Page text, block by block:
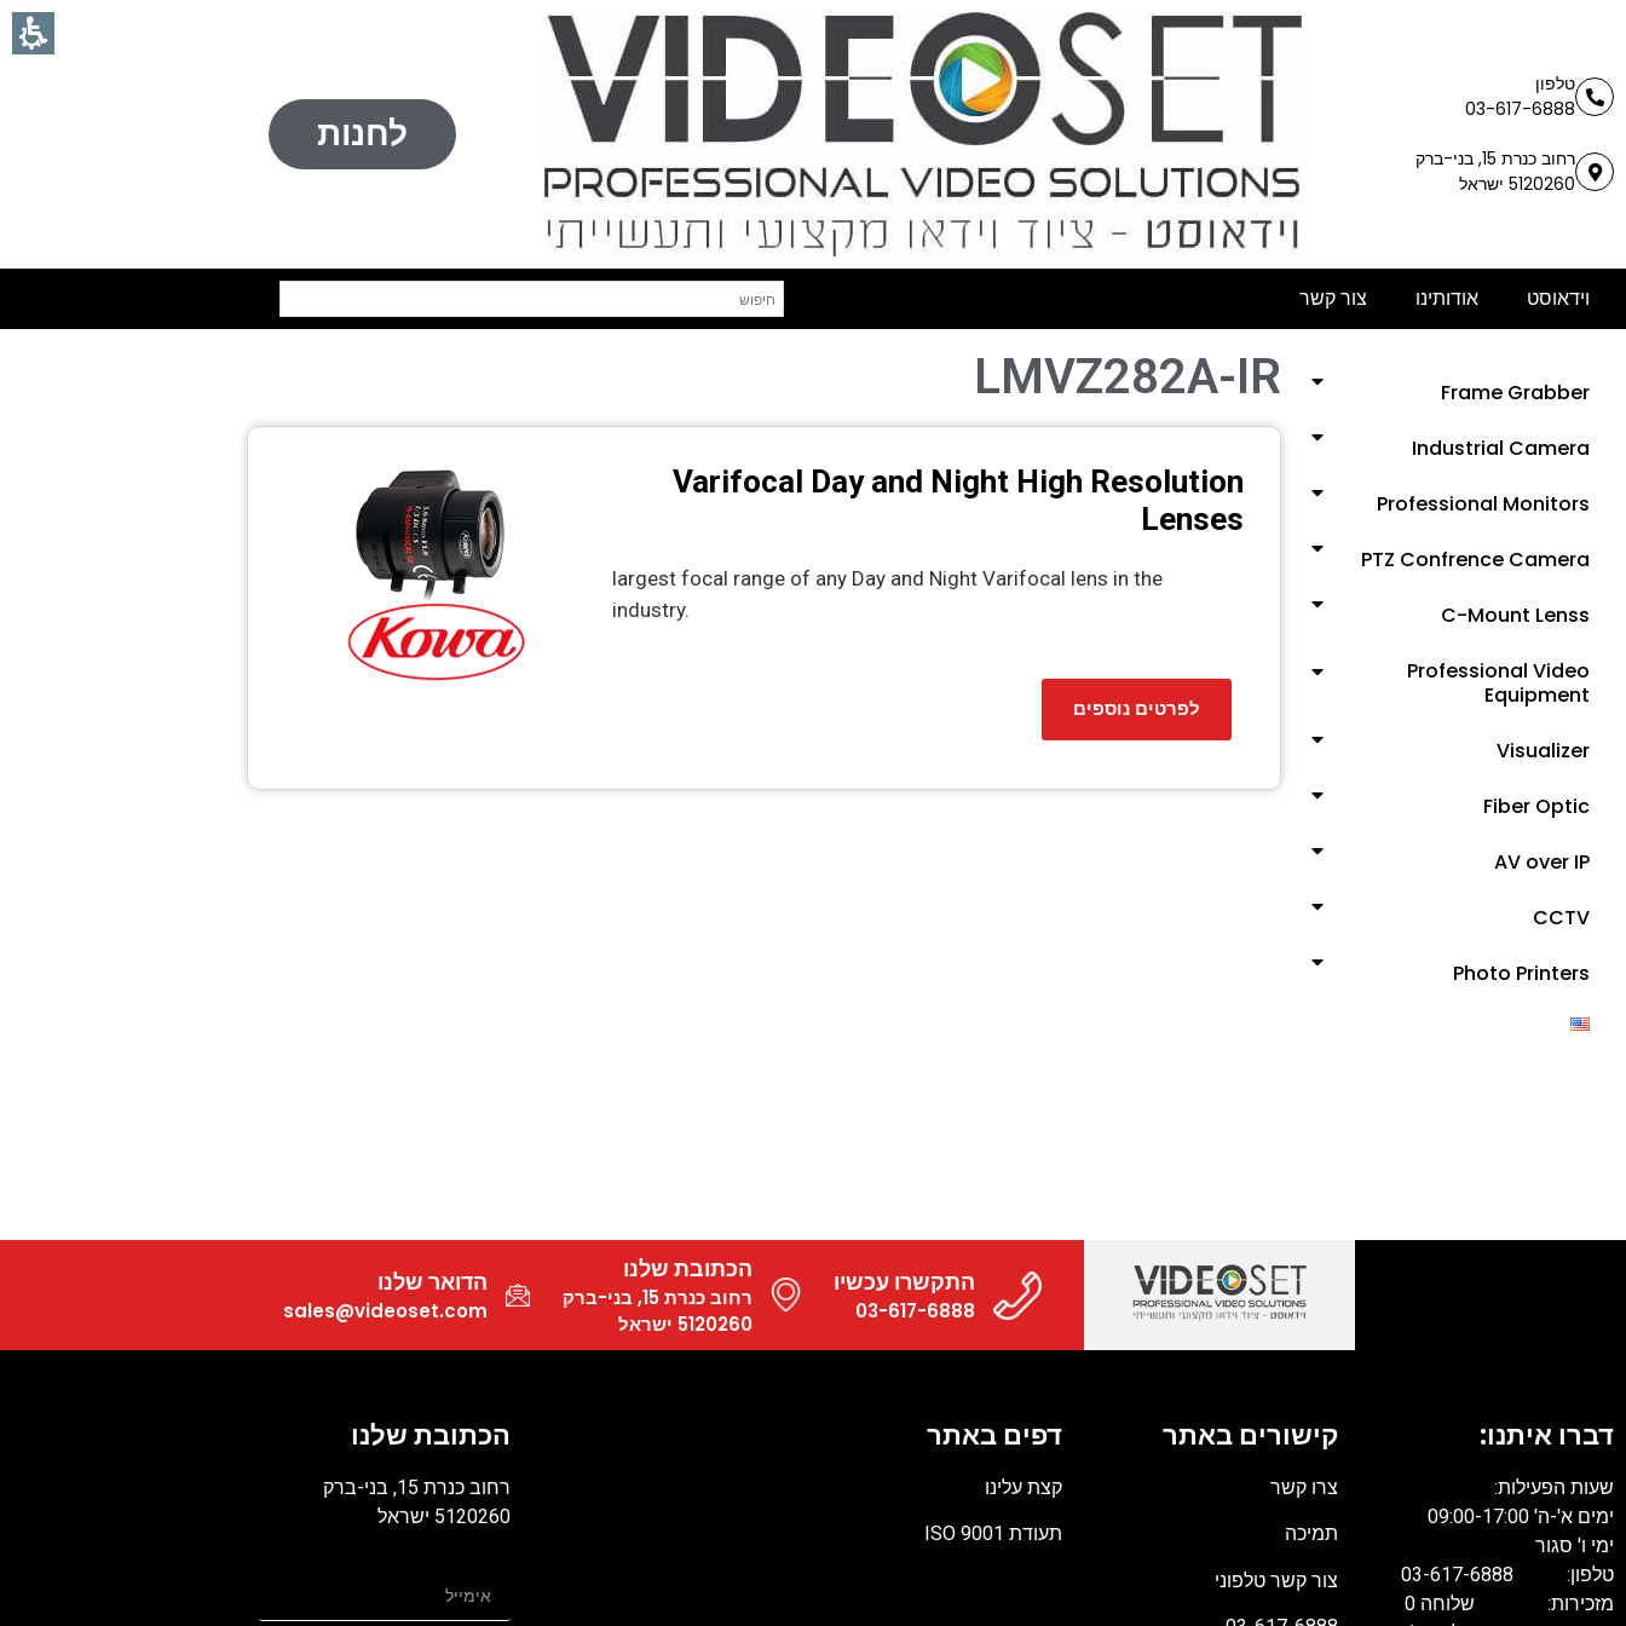
טלפון
03-617-6888
רחוב כנרת 15, בני-ברק
5120260 ישראל
לחנות
וידאוסט אודותינו צור קשר
Frame Grabber
Industrial Camera
Professional Monitors
PTZ Confrence Camera
C-Mount Lenss
Professional Video
Equipment
Visualizer
Fiber Optic
AV over IP
CCTV
Photo Printers
LMVZ282A-IR
Varifocal Day and Night High Resolution
Lenses
largest focal range of any Day and Night Varifocal lens in the
industry.
לפרטים נוספים
התקשרו עכשיו
03-617-6888
הכתובת שלנו
רחוב כנרת 15, בני-ברק
5120260 ישראל
הדואר שלנו
sales@videoset.com
דברו איתנו:
שעות הפעילות:
ימים א'-ה' 09:00-17:00
ימי ו' סגור
טלפון: 03-617-6888
מזכירות: שלוחה 0
קישורים באתר
צרו קשר
תמיכה
צור קשר טלפוני
דפים באתר
קצת עלינו
תעודת ISO 9001
הכתובת שלנו
רחוב כנרת 15, בני-ברק
5120260 ישראל